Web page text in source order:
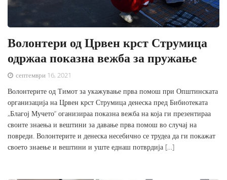
Волонтери од Црвен крст Струмица
одржаа показна вежба за пружање
септември 16, 2021
Волонтерите од Тимот за укажување прва помош при Општинската
организација на Црвен крст Струмица денеска пред Бибиотеката
„Благој Мучето“ оганизираа показна вежба на која ги презентираа
своите знаења и вештини за давање прва помош во случај на
повреди. Волонтерите и денеска несебично се трудеа да ги покажат
своето знаење и вештини и уште еднаш потврдија […]